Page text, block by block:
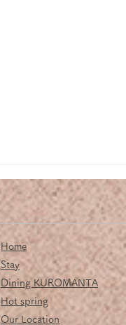
冬季休館中のリフォ
Home
Stay
Dining KUROMANTA
Hot spring
Our Location​